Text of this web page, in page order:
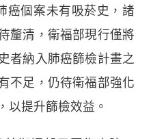
癌個案未有吸菸史，諸
釐清，衛福部現行僅將
者納入肺癌篩檢計畫之
不足，仍待衛福部強化
以提升篩檢效益。